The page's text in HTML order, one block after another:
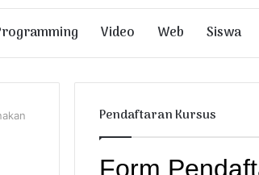
Video Web Siswa
Pendaftaran Kursus